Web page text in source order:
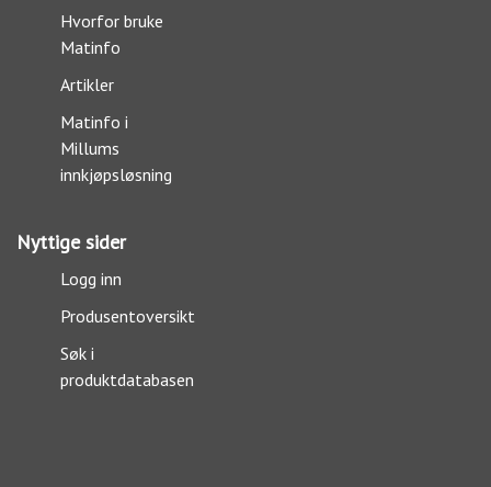
Hvorfor bruke
Matinfo
Artikler
Matinfo i
Millums
innkjøpsløsning
Nyttige sider
Logg inn
Produsentoversikt
Søk i
produktdatabasen